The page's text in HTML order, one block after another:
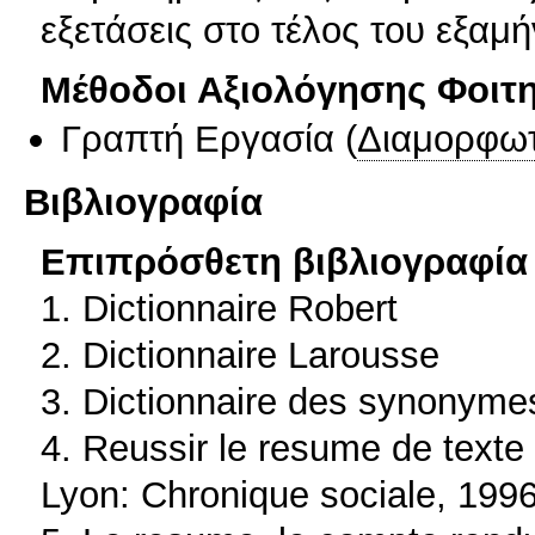
εξετάσεις στο τέλος του
Μέθοδοι Αξιολόγησης
Γραπτή Εργασία (
Βιβλιογραφία
Επιπρόσθετη βιβλιογραφία
1. Dictionnaire Robert
2. Dictionnaire Larousse
3. Dictionnaire des
4. Reussir le resume de
Lyon: Chronique sociale,